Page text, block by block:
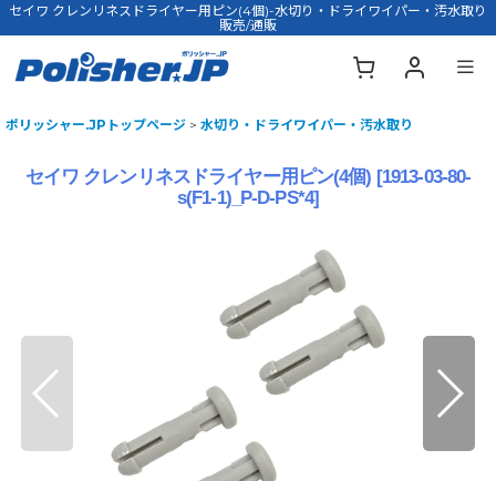
セイワ クレンリネスドライヤー用ピン(4個)-水切り・ドライワイパー・汚水取り
販売/通販
ポリッシャー.JPトップページ > 水切り・ドライワイパー・汚水取り
セイワ クレンリネスドライヤー用ピン(4個) [1913-03-80-
s(F1-1)_P-D-PS*4]